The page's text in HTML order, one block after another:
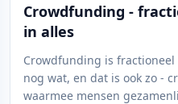
Crowdfunding -
in alles
Crowdfunding is
nog wat, en dat is ook zo -
waarmee mensen